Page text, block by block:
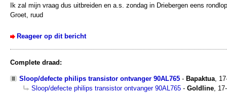
Ik zal mijn vraag dus uitbreiden en a.s. zondag in Driebergen eens
Groet, ruud
Reageer op dit bericht
Complete draad:
Sloop/defecte philips transistor ontvanger 90AL765 - Bapaktua
Sloop/defecte philips transistor ontvanger 90AL765 - Goldline